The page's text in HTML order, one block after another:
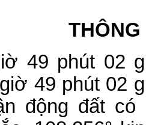
49 phút 02
49 phút 02
động đất